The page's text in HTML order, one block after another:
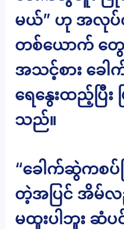
မယ်” ဟု အလုပ်
တစ်ယောက် တွေ
အသင့်စား ခေ
ရေနွေးထည့်ပြီ
သည်။
“ခေါက်ဆွဲကစပ်ပ
တဲ့အပြင် အိမ်လည်
မထူးပါဘူး ဆံ